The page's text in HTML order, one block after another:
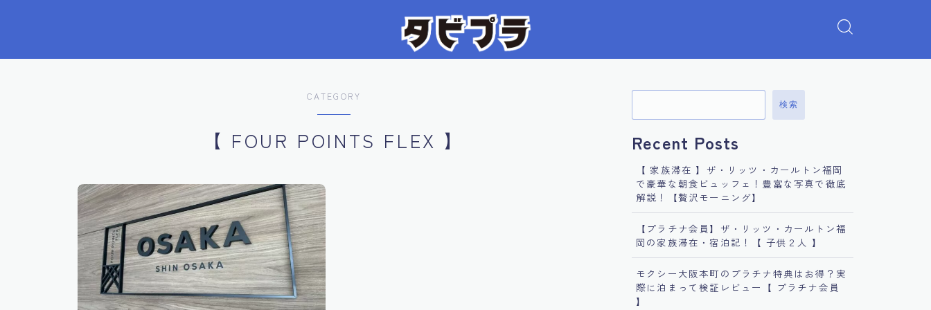
CATEGORY
【 FOUR POINTS FLEX 】
検索
Recent Posts
【 家族滞在 】ザ・リッツ・カールトン福岡
で豪華な朝食ビュッフェ！豊富な写真で徹底
解説！【贅沢モーニング】
【プラチナ会員】ザ・リッツ・カールトン福
岡の家族滞在・宿泊記！【 子供２人 】
モクシー大阪本町のプラチナ特典はお得？実
際に泊まって検証レビュー【 プラチナ会員
】